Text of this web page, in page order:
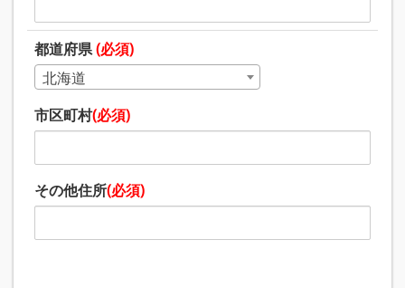
都道府県(必須)
北海道
市区町村(必須)
その他住所(必須)